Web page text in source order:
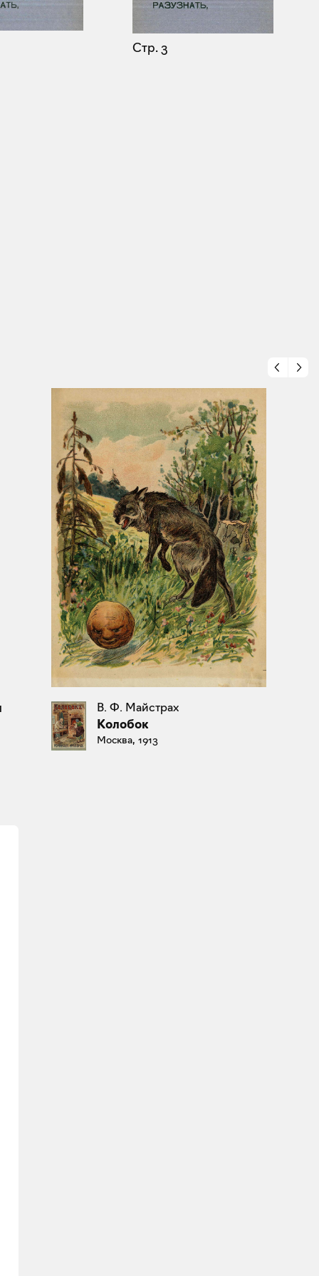
Стр. 3
В. Ф. Майстрах
Колобок
Москва, 1913